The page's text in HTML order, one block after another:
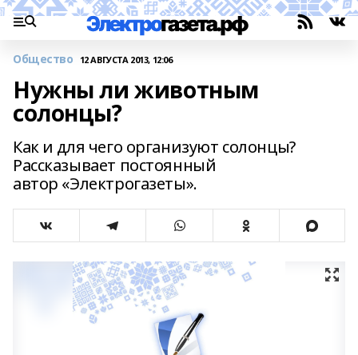
Общество 12 АВГУСТА 2013, 12:06
Нужны ли животным
солонцы?
Как и для чего организуют солонцы?
Рассказывает постоянный
автор «Электрогазеты».